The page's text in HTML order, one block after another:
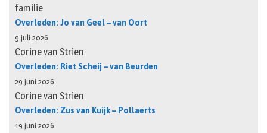
familie
Overleden: Jo van Geel – van Oort
9 juli 2026
Corine van Strien
Overleden: Riet Scheij – van Beurden
29 juni 2026
Corine van Strien
Overleden: Zus van Kuijk – Pollaerts
19 juni 2026